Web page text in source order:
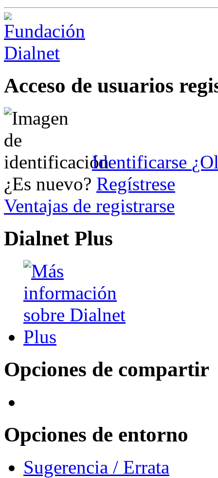
Acceso de usuarios
Identificarse
¿Es nuevo? Regístrese
Ventajas de registrarse
Dialnet Plus
Opciones de compartir
Opciones de entorno
Sugerencia / Errata